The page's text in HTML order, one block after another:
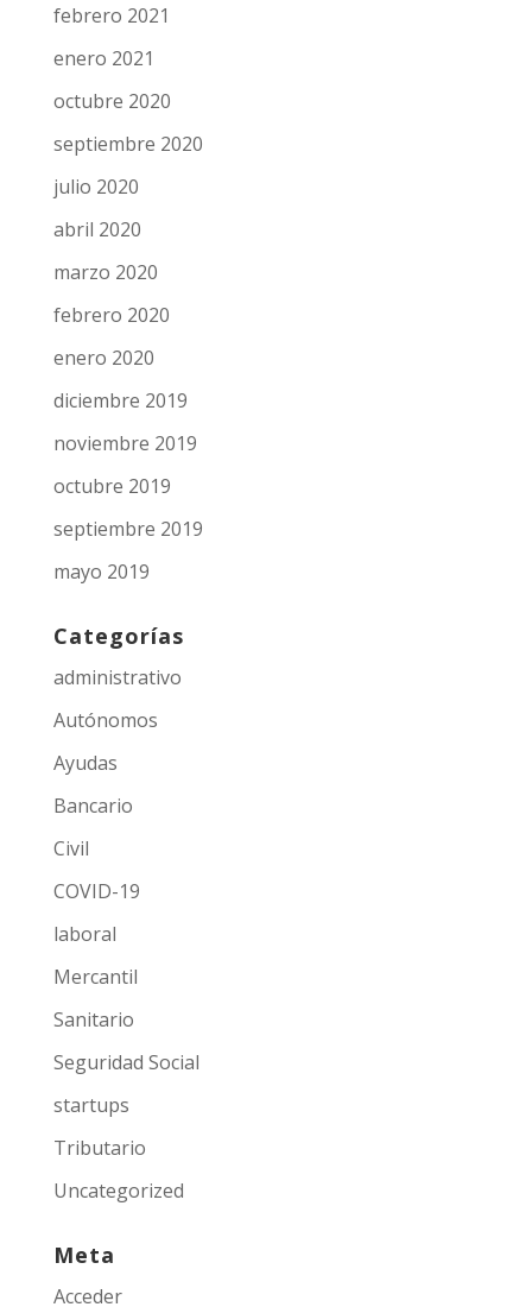
febrero 2021
enero 2021
octubre 2020
septiembre 2020
julio 2020
abril 2020
marzo 2020
febrero 2020
enero 2020
diciembre 2019
noviembre 2019
octubre 2019
septiembre 2019
mayo 2019
Categorías
administrativo
Autónomos
Ayudas
Bancario
Civil
COVID-19
laboral
Mercantil
Sanitario
Seguridad Social
startups
Tributario
Uncategorized
Meta
Acceder